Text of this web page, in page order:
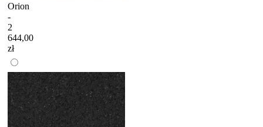
Orion
-
2
644,00
zł